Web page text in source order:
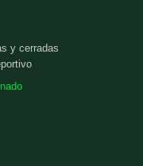
y cerradas